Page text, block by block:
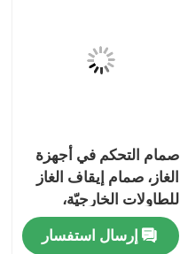
صمام التحكم في أجهزة
الغاز، صمام إيقاف الغاز
للطاولات الخارجيّة،
صمام تنظيم تدفق الغاز
المقاوم للتآكل من
إرسال استفسار